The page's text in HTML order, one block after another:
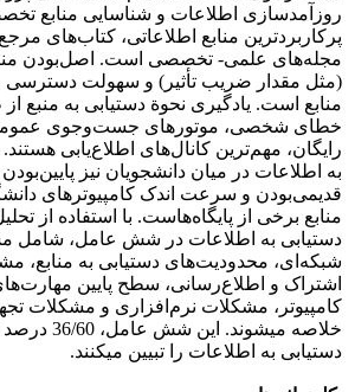
روزآمدسازی اطلاعات و شناسایی منابع
پرکاربردترین منابع اطلاعاتی، کتاب‌های
مجله‌های علمی- تخصصی است. اصل‌بودن
(مثل مقدار ضریب تأثیر) و سهولت دسترسی
منابع است. یادگیری نحوة دستیابی به منبع
خطای شخصی، موتورهای جست‌وجوی
رایگان، مهم‌ترین کانال‌های اطلاع‌یابی
به اطلاعات در میان دانشجویان نیز
قدیمی‌بودن و سرعت اندک کامپیوترهای
منابع برخی از پایگاه‌هاست. با استفاده از
دستیابی به اطلاعات در شش عامل، شامل
شبکه‌ای، محدودیت‌های دستیابی به منابع،
اشتراک و اطلاع‌رسانی، سطح پایین
کامپیوتر، مشکلات نرم‌افزاری و مشکلات
خلاصه
دستیابی به اطلاعات را تبیین می­کنند.